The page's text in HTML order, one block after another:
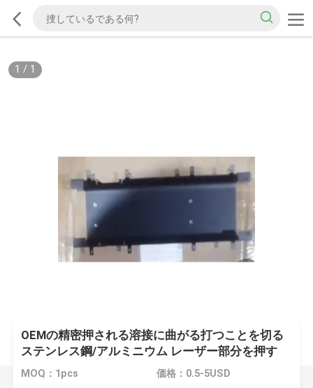
1 / 1
OEMの精密押される溶接に曲がる打つことを切る
ステンレス鋼/アルミニウム レーザー部分を押す
MOQ：1pcs 価格：0.5-5USD